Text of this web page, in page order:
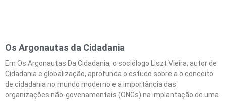
Os Argonautas da Cidadania
Em Os Argonautas Da Cidadania, o sociólogo Liszt Vieira, autor de
Cidadania e globalização, aprofunda o estudo sobre a o conceito
de cidadania no mundo moderno e a importância das
organizações não-govenamentais (ONGs) na implantação de uma